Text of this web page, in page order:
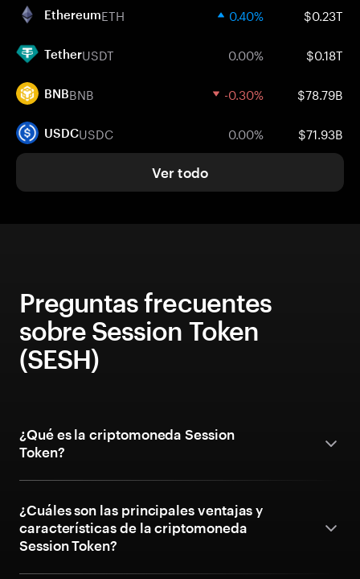
EthereumETH 0.40% $0.23T
TetherUSDT 0.00% $0.18T
BNBBNB -0.30% $78.79B
USDCUSDC 0.00% $71.93B
Ver todo
Preguntas frecuentes
sobre Session Token
(SESH)
¿Qué es la criptomoneda Session
Token?
¿Cuáles son las principales ventajas y
características de la criptomoneda
Session Token?